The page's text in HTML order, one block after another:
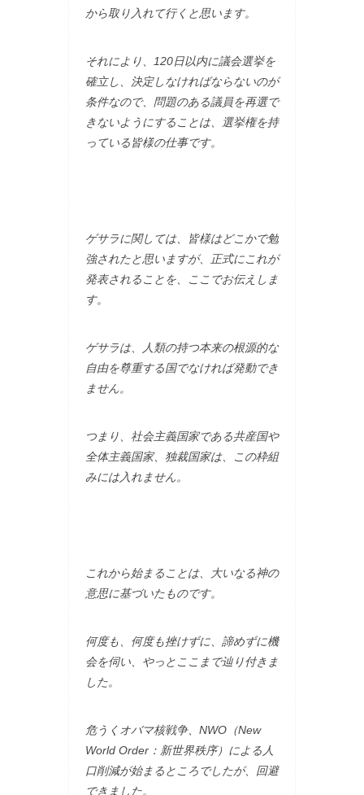
から取り入れて行くと思います。
それにより、120日以内に議会選挙を
確立し、決定しなければならないのが
条件なので、問題のある議員を再選で
きないようにすることは、選挙権を持
っている皆様の仕事です。
ゲサラに関しては、皆様はどこかで勉
強されたと思いますが、正式にこれが
発表されることを、ここでお伝えしま
す。
ゲサラは、人類の持つ本来の根源的な
自由を尊重する国でなければ発動でき
ません。
つまり、社会主義国家である共産国や
全体主義国家、独裁国家は、この枠組
みには入れません。
これから始まることは、大いなる神の
意思に基づいたものです。
何度も、何度も挫けずに、諦めずに機
会を伺い、やっとここまで辿り付きま
した。
危うくオバマ核戦争、NWO（New
World Order：新世界秩序）による人
口削減が始まるところでしたが、回避
できました。